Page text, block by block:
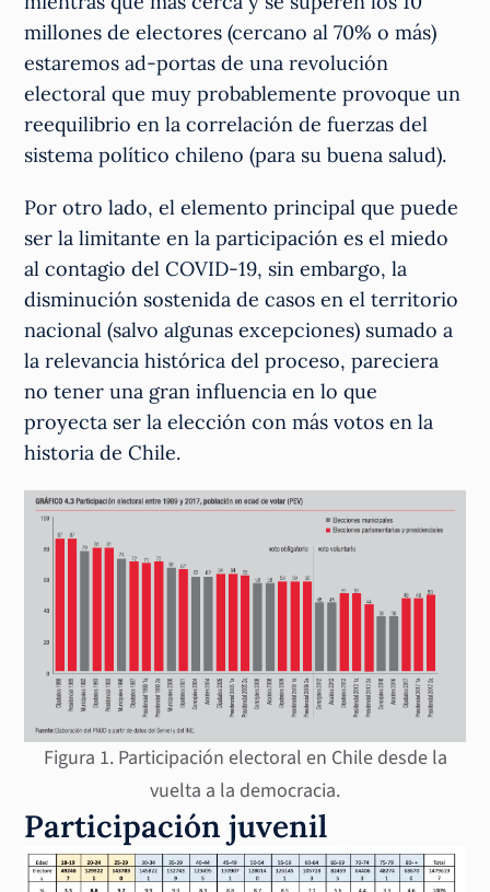
millones de electores (cercano al 70% o más)
estaremos ad-portas de una revolución
electoral que muy probablemente provoque un
reequilibrio en la correlación de fuerzas del
sistema político chileno (para su buena salud).
Por otro lado, el elemento principal que puede
ser la limitante en la participación es el miedo
al contagio del COVID-19, sin embargo, la
disminución sostenida de casos en el territorio
nacional (salvo algunas excepciones) sumado a
la relevancia histórica del proceso, pareciera
no tener una gran influencia en lo que
proyecta ser la elección con más votos en la
historia de Chile.
Figura 1. Participación electoral en Chile desde la
vuelta a la democracia.
Participación juvenil